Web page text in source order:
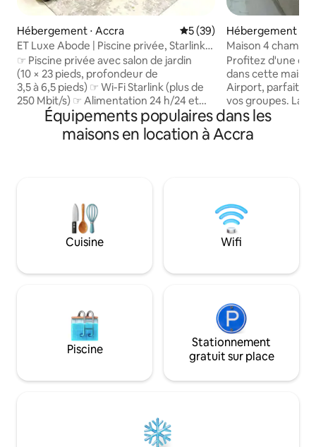
Hébergement ⋅ Accra Évaluation moyenne sur la
5 (39)
ET Luxe Abode | Piscine privée, Starlink,
électricité 24 h/24, 7 j/7
☞ Piscine privée avec salon de jardin
(10 × 23 pieds, profondeur de
3,5 à 6,5 pieds) ☞ Wi-Fi Starlink (plus de
250 Mbit/s) ☞ Alimentation 24 h/24 et
7 j/7 (énergie solaire + générateur de
secours) ✭ Lits King Size confortables ✭
Service de ménage disponible sur
carrés ☞ 5 téléviseurs connectés avec
Netflix et DSTV Haut-parleurs Bluetooth
son surround ☞ Samsung 11.1.4 ☞
Parking (sur place, 4 voitures) ☞ Lave-
entièrement équipée ☞ Climatisation 》
Hébergement ⋅
Maison 4
8 voyageurs, 4,5
Profitez d'une
dans cette
Airport, parfaite
vos groupes. La
équipée avec
fonctionnelle, lits
canapé
voiture de
15 minutes de
de
y compris Labadi
nocturne. Soyez
Équipements populaires dans les
maisons en location à Accra
Cuisine Wifi
Piscine
Stationnement
gratuit sur place